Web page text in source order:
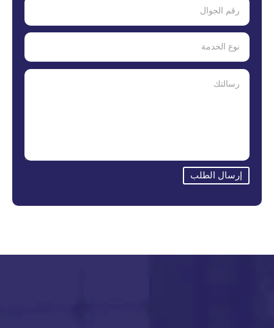
إرسال الطلب